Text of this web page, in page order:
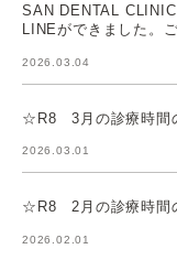
SAN DENTAL
LINEができました。
2026.03.04
☆R8 3月の診療時間
2026.03.01
☆R8 2月の診療時間
2026.02.01